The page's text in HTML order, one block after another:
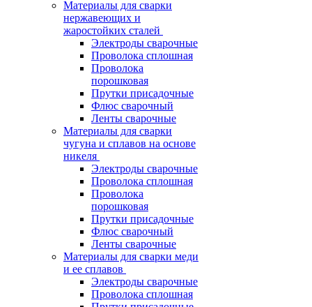
Материалы для сварки
нержавеющих и
жаростойких сталей
Электроды сварочные
Проволока сплошная
Проволока
порошковая
Прутки присадочные
Флюс сварочный
Ленты сварочные
Материалы для сварки
чугуна и сплавов на основе
никеля
Электроды сварочные
Проволока сплошная
Проволока
порошковая
Прутки присадочные
Флюс сварочный
Ленты сварочные
Материалы для сварки меди
и ее сплавов
Электроды сварочные
Проволока сплошная